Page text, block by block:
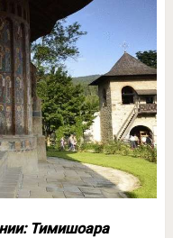
Тимишоара